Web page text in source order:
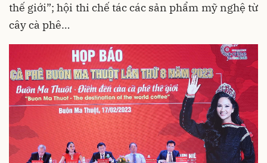
thế giới”; hội thi chế tác các sản phẩm mỹ nghệ từ
cây cà phê…